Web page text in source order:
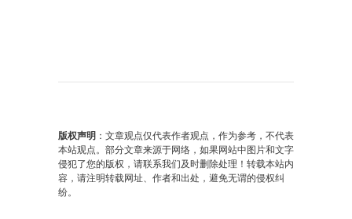
版权声明 ：文章观点仅代表作者观点，作为参考，不代表
本站观点。部分文章来源于网络，如果网站中图片和文字
侵犯了您的版权，请联系我们及时删除处理！转载本站内
容，请注明转载网址、作者和出处，避免无谓的侵权纠
纷。